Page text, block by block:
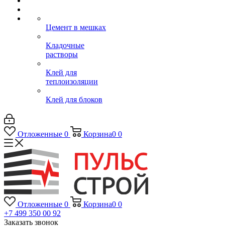
Цемент в мешках
Кладочные
растворы
Клей для
теплоизоляции
Клей для блоков
Отложенные 0 Корзина0 0
Отложенные 0 Корзина0 0
+7 499 350 00 92
Заказать звонок